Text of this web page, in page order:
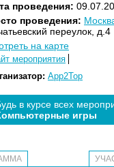
проведения:
проведения:
переулок, д.4
на карте
мероприятия
App2Top
в курсе всех
игры